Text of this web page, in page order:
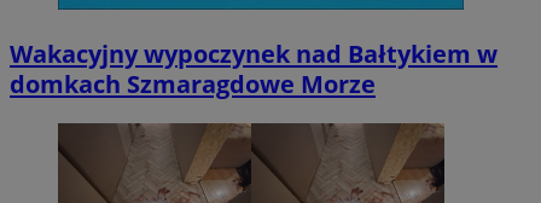
Wakacyjny wypoczynek nad Bałtykiem w
domkach Szmaragdowe Morze